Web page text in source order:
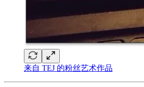
来自 TEJ 的粉丝艺术作品